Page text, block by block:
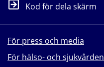
Kod för dela skärm
För press och media
För hälso- och sjukvården